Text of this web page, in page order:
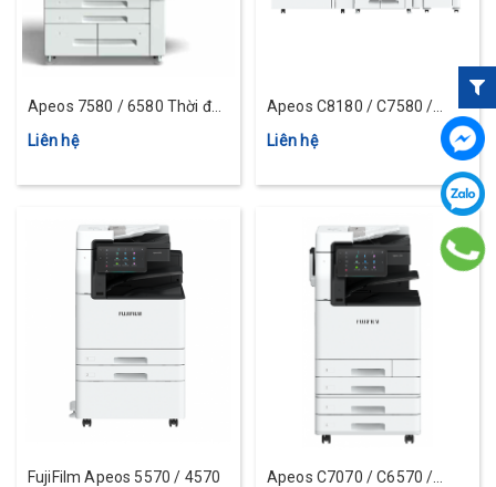
Apeos 7580 / 6580 Thời đại
mới, Apeos mới
Liên hệ
Apeos C8180 / C7580 /
C6580 Thời đại mới, Apeos
Liên hệ
FujiFilm Apeos 5570 / 4570
Apeos C7070 / C6570 /